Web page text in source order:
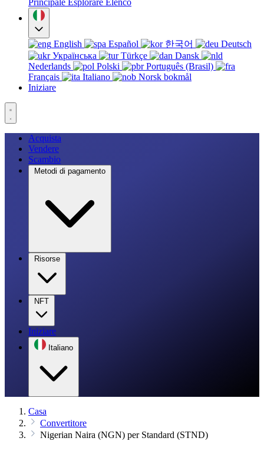
Principale Esplorare Elenco
English Español 한국어
Deutsch
Українська
Türkçe
Dansk
Nederlands
Polski
Português (Brasil)
Français
Italiano
Norsk bokmål
Iniziare
Acquista
Vendere
Scambio
Metodi di pagamento
Risorse
NFT
Iniziare
Italiano
Casa
Convertitore
Nigerian Naira (NGN) per Standard (STND)